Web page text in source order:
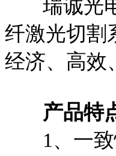
瑞诚光电
纤激光切割
经济、高效
产品特
1、一致